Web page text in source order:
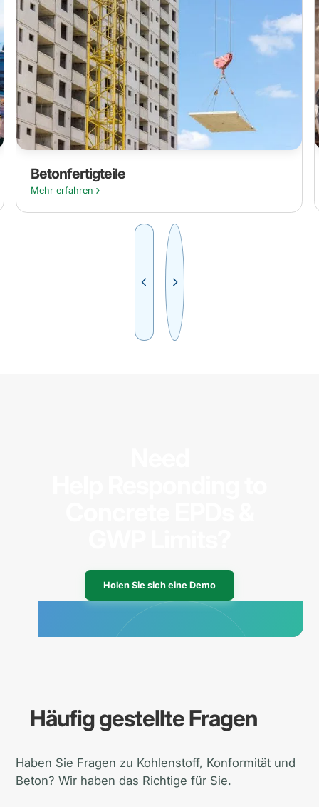
Betonfertigteile
Mehr erfahren
Holen Sie sich eine Demo
Häufig gestellte Fragen
Haben Sie Fragen zu Kohlenstoff, Konformität und
Beton? Wir haben das Richtige für Sie.